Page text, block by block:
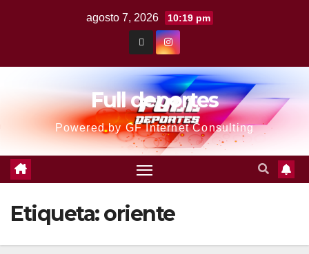
agosto 7, 2026 10:19 pm
Full deportes
Powered by GF Internet Consulting
Etiqueta:oriente